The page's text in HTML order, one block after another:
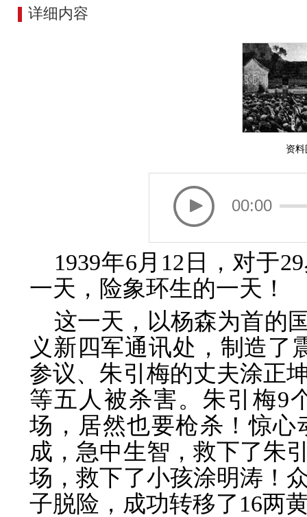
详细内容
资
00:00
1939年6月12日，对于
一天，险象环生的一天！
这一天，以杨森为首的
义新四军通讯处，制造了
参议、朱引梅的丈夫涂正
等五人被杀害。朱引梅9
场，居然也要枪杀！惊
成，急中生智，救下了朱
场，救下了小孩涂明涛！
子脱险，成功转移了16两